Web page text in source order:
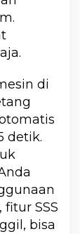
di
detik.
SSS
bisa